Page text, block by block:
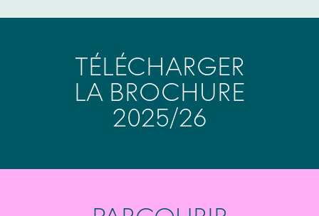
TÉLÉCHARGER
LA BROCHURE
2025/26